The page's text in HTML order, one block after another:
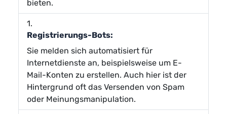
bieten.
Registrierungs-Bots:
Sie melden sich automatisiert für
Internetdienste an, beispielsweise um E-
Mail-Konten zu erstellen. Auch hier ist der
Hintergrund oft das Versenden von Spam
oder Meinungsmanipulation.